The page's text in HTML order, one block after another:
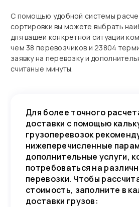
С помощью удобной системы
сортировки вы можете выбрать
для вашей конкретной ситуации
чем 38 перевозчиков и 23804
заявку на перевозку и
считаные минуты.
Для более точного
доставки с помощью
грузоперевозок
нижеперечисленные
дополнительные услуги,
потребоваться на
перевозки. Чтобы
стоимость, заполните в
доставки грузов: